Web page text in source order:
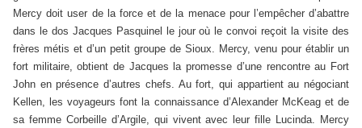
Mercy doit user de la force et de la menace pour l’empêcher d’abattre
dans le dos Jacques Pasquinel le jour où le convoi reçoit la visite des
frères métis et d’un petit groupe de Sioux. Mercy, venu pour établir un
fort militaire, obtient de Jacques la promesse d’une rencontre au Fort
John en présence d’autres chefs. Au fort, qui appartient au négociant
Kellen, les voyageurs font la connaissance d’Alexander McKeag et de
sa femme Corbeille d’Argile, qui vivent avec leur fille Lucinda. Mercy